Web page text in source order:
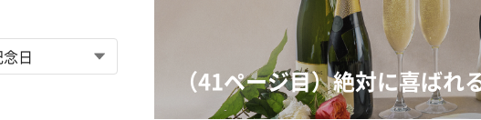
（41ページ目）絶対に喜ば